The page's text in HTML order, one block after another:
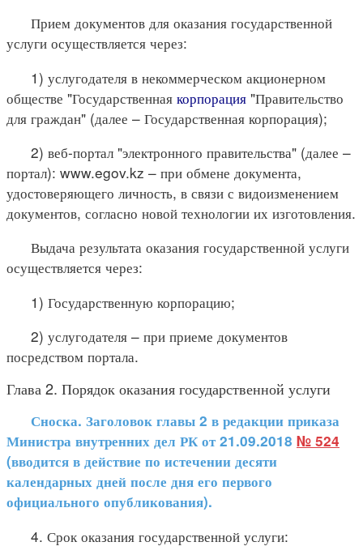
Прием документов для оказания государственной
услуги осуществляется через:
1) услугодателя в некоммерческом акционерном
обществе "Государственная корпорация "Правительство
для граждан" (далее – Государственная корпорация);
2) веб-портал "электронного правительства" (далее –
портал): www.egov.kz – при обмене документа,
удостоверяющего личность, в связи с видоизменением
документов, согласно новой технологии их изготовления.
Выдача результата оказания государственной услуги
осуществляется через:
1) Государственную корпорацию;
2) услугодателя – при приеме документов
посредством портала.
Глава 2. Порядок оказания государственной услуги
Сноска. Заголовок главы 2 в редакции приказа
Министра внутренних дел РК от 21.09.2018 № 524
(вводится в действие по истечении десяти
календарных дней после дня его первого
официального опубликования).
4. Срок оказания государственной услуги: